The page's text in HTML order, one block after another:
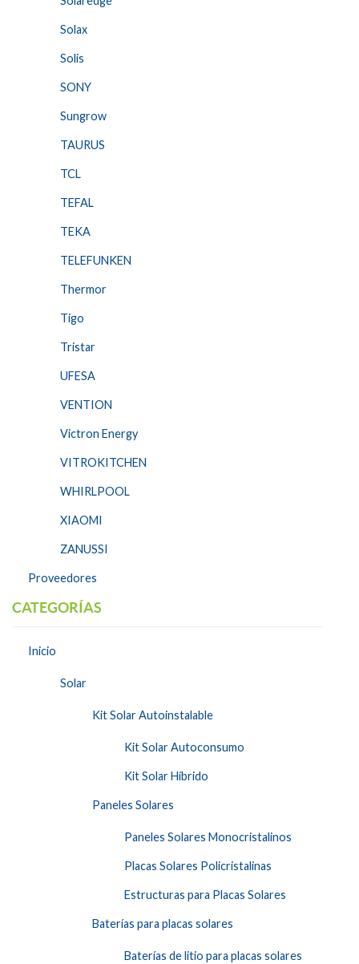
Solax
Solis
SONY
Sungrow
TAURUS
TCL
TEFAL
TEKA
TELEFUNKEN
Thermor
Tigo
Tristar
UFESA
VENTION
Victron Energy
VITROKITCHEN
WHIRLPOOL
XIAOMI
ZANUSSI
Proveedores
CATEGORÍAS
Inicio
Solar
Kit Solar Autoinstalable
Kit Solar Autoconsumo
Kit Solar Híbrido
Paneles Solares
Paneles Solares Monocristalinos
Placas Solares Policristalinas
Estructuras para Placas Solares
Baterías para placas solares
Baterías de litio para placas solares